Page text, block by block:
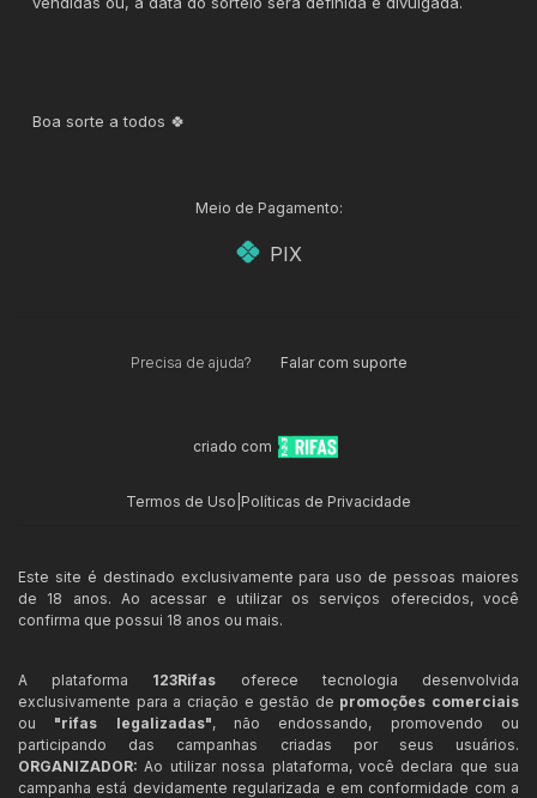
Boa sorte a todos 🍀
Meio de Pagamento:
PIX
Precisa de ajuda? Falar com suporte
criado com
Termos de Uso Políticas de Privacidade
Este site é destinado exclusivamente para uso de pessoas maiores
de 18 anos. Ao acessar e utilizar os serviços oferecidos, você
confirma que possui 18 anos ou mais.
A plataforma 123Rifas oferece tecnologia desenvolvida
exclusivamente para a criação e gestão de promoções comerciais
ou "rifas legalizadas", não endossando, promovendo ou
participando das campanhas criadas por seus usuários.
ORGANIZADOR: Ao utilizar nossa plataforma, você declara que sua
campanha está devidamente regularizada e em conformidade com a